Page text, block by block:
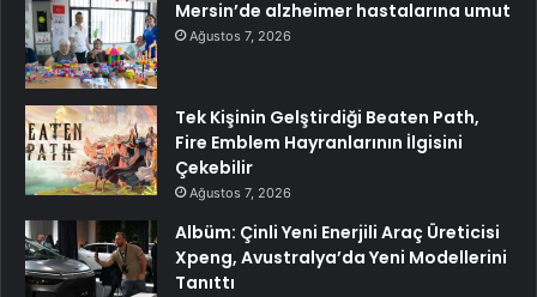
Mersin’de alzheimer hastalarına umut
Ağustos 7, 2026
Tek Kişinin Gelştirdiği Beaten Path,
Fire Emblem Hayranlarının İlgisini
Çekebilir
Ağustos 7, 2026
Albüm: Çinli Yeni Enerjili Araç Üreticisi
Xpeng, Avustralya’da Yeni Modellerini
Tanıttı